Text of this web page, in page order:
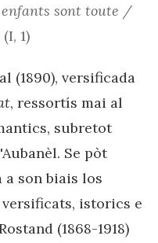
enfants sont toute /
(I, 1)
(1890), versificada
, ressortís mai al
subretot
Se pòt
son biais los
istorics e
(1868-1918)